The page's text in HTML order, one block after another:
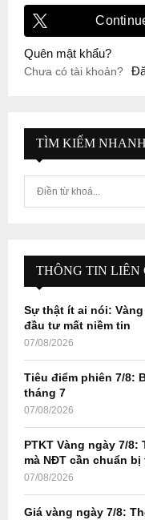
Quên mật khẩu?
Chưa có tài khoản?
TÌM KIẾM NHANH
f
r
THÔNG TIN LIÊN
Sự thật ít ai nói:
đầu tư mất niềm tin
07/08/2026
Tiêu điểm phiên 7/8:
tháng 7
07/08/2026
PTKT Vàng ngày 7/8:
mà NĐT cần chuẩn bị
07/08/2026
Giá vàng ngày 7/8: